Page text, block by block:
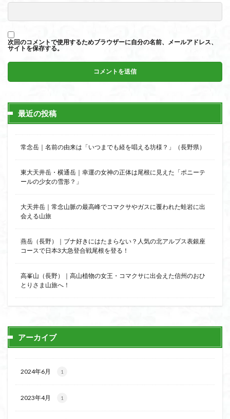
次回のコメントで使用するためブラウザーに自分の名前、メールアドレス、
サイトを保存する。
最近の投稿
常念岳｜名前の由来は「いつまでも経を唱える坊様？」（長野県）
東大天井岳・横通岳｜幸運の女神の正体は尾根に見えた「ポニーテ
ールの少女の雪形？」
大天井岳｜常念山脈の最高峰でコマクサやガスに覆われた蛙岩に出
会える山旅
燕岳（長野）｜ブナ好きにはたまらない？人気の北アルプス表銀座
コースで日本3大急登合戦尾根を登る！
高峯山（長野）｜高山植物の女王・コマクサに出会えた信州のおひ
とりさま山旅へ！
アーカイブ
2024年6月 1
2023年4月 1